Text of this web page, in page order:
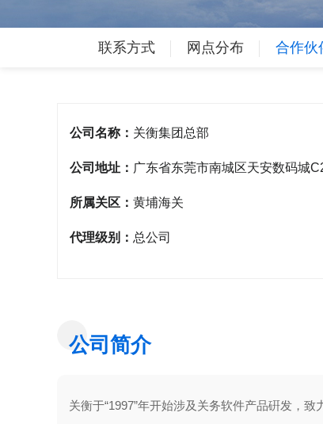
联系方式 网点分布 合作伙
公司名称： 关衡集团总部
公司地址： 广东省东莞市南城区天安数码城
所属关区： 黄埔海关
代理级别： 总公司
公司简介
关衡于“1997”年开始涉及关务软件产品硏发，